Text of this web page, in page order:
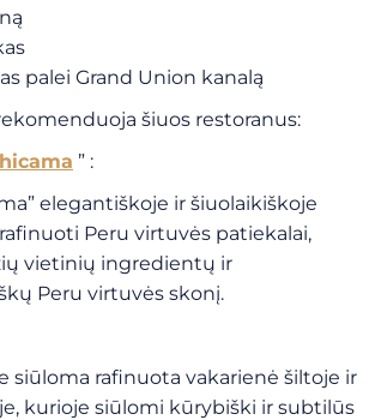
palei Grand Union kanalą
šiuos restoranus:
” :
elegantiškoje ir šiuolaikiškoje
Peru virtuvės patiekalai,
vietinių ingredientų ir
Peru virtuvės skonį.
siūloma rafinuota vakarienė šiltoje ir
kurioje siūlomi kūrybiški ir subtilūs